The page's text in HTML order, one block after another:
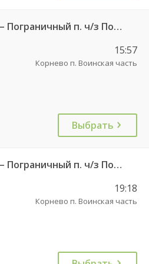
133 Калининград АВ — Пограничный п. ч/з Поддубное п.
15:57
Корнево п. Воинская часть
Выбрать
133 Калининград АВ — Пограничный п. ч/з Поддубное п.
19:18
Корнево п. Воинская часть